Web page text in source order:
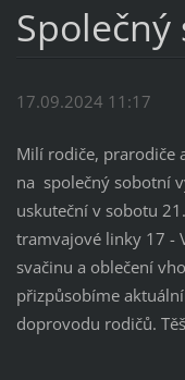
17.09.2024 11:17
Milí rodiče, prarodiče
na společný sobotní
uskuteční v sobotu
tramvajové linky 17 -
svačinu a oblečení
přizpůsobíme
doprovodu rodičů.